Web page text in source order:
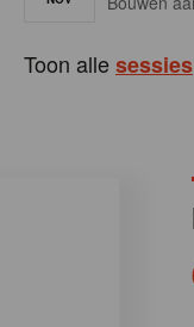
Toon allesessies